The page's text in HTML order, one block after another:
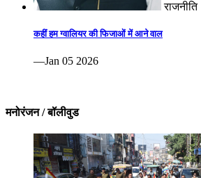
राजनीति
कहीं हम ग्वालियर की फिजाओं में आने वाल
—Jan 05 2026
मनोरंजन / बॉलीवुड